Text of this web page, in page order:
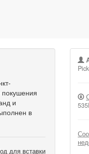
покушения
и
в
для вставки